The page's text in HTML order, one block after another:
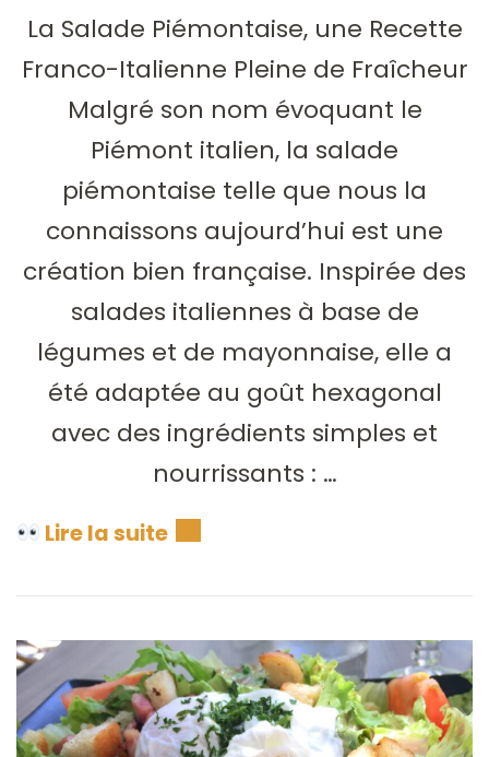
La Salade Piémontaise, une Recette
Franco-Italienne Pleine de Fraîcheur
Malgré son nom évoquant le
Piémont italien, la salade
piémontaise telle que nous la
connaissons aujourd’hui est une
création bien française. Inspirée des
salades italiennes à base de
légumes et de mayonnaise, elle a
été adaptée au goût hexagonal
avec des ingrédients simples et
nourrissants : …
Lire la suite